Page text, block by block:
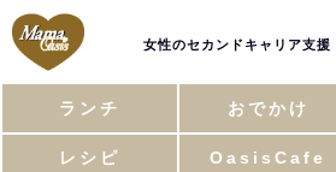
女性のセカンドキャリア支援
ランチ おでかけ
レシピ OasisCafe